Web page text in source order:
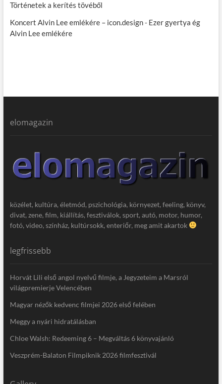
Történetek a kerítés tövéből
Koncert Alvin Lee emlékére – icon.design- Ezer gyertya ég
Alvin Lee emlékére
elomagazin
közélet, kultúra, életmód, pszichológia, környezet, feeling, könyv,
divat, zene, film, kiállítás, fesztiválok, sport, autó, motor, humor,
fotó, video, színház, kultúrsokk, enteriőr, meg amit akartok
legfrissebb
Horvát Lili első angol nyelvű filmje, a Jegyzeteim a Marsról
világpremierje Velencében
Magyar nézők kedvenc filmjei 2026 első felében
Meggy a nyári hidratálásban
Chloe Walsh: Redeeming 6 – Megváltás 6 könyvajánló
Veszprém-Balaton Filmpiknik 2026 filmfesztivál